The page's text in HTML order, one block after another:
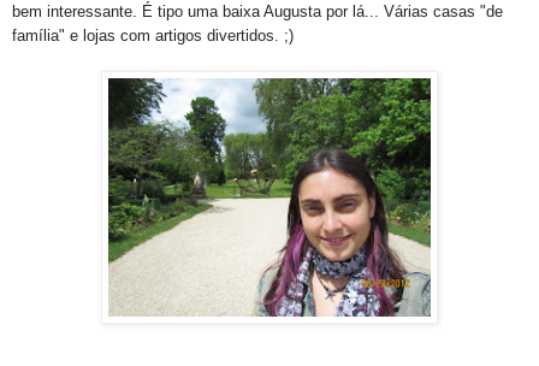
bem interessante. É tipo uma baixa Augusta por lá... Várias casas "de
família" e lojas com artigos divertidos. ;)